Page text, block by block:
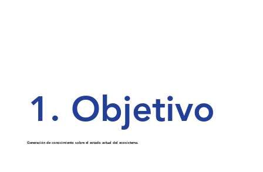
1. Objetivo
Generación de conocimiento sobre el estado actual del ecosistema.